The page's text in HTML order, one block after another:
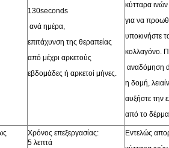
130seconds
ανά ημέρα,
επιτάχυνση της θεραπείας
από μέχρι αρκετούς
εβδομάδες ή αρκετοί μήνες.
κύτταρα ινών
για να
υποκινήστε
κολλαγόνο.
αναδόμηση
η δομή,
αυξήστε την
από το
Χρόνος επεξεργασίας:
5 λεπτά
Εντελώς